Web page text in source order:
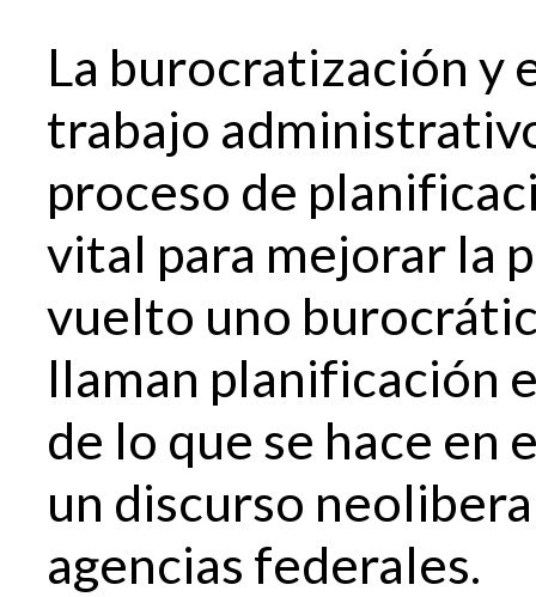
La burocratización y
trabajo
proceso de
vital para mejorar la
vuelto uno
llaman planificación
de lo que se hace en
un discurso
agencias federales.